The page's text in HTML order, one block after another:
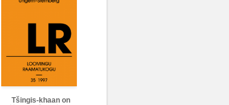
Tšingis-khaan on